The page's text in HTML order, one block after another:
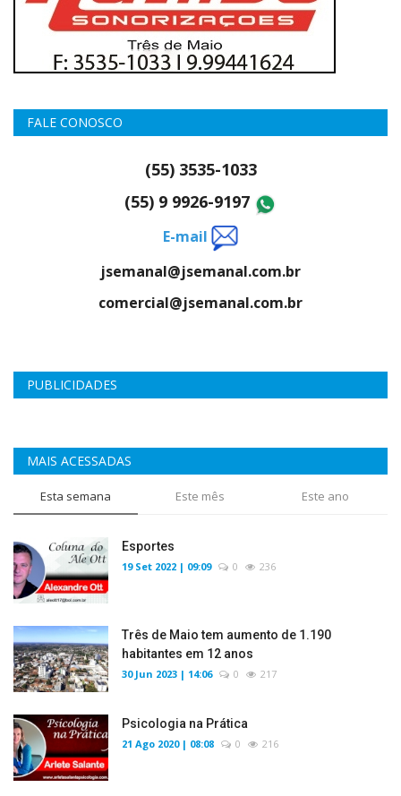
FALE CONOSCO
(55) 3535-1033
(55) 9 9926-9197
E-mail
jsemanal@jsemanal.com.br
comercial@jsemanal.com.br
PUBLICIDADES
MAIS ACESSADAS
Esta semana Este mês Este ano
Esportes
19 Set 2022 | 09:09 0 236
Três de Maio tem aumento de 1.190
habitantes em 12 anos
30 Jun 2023 | 14:06 0 217
Psicologia na Prática
21 Ago 2020 | 08:08 0 216